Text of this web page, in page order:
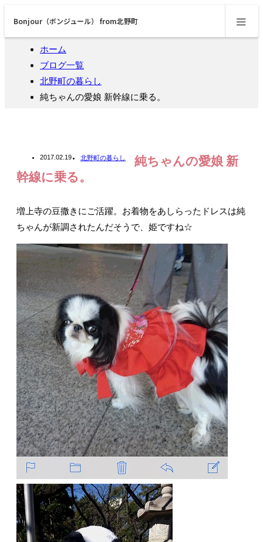
Bonjour（ボンジュール） from北野町
ホーム
ブログ一覧
北野町の暮らし
純ちゃんの愛娘 新幹線に乗る。
2017.02.19 北野町の暮らし
純ちゃんの愛娘 新
幹線に乗る。
増上寺の豆撒きにご活躍。お着物をあしらったドレスは純
ちゃんが新調されたんだそうで、姫ですね☆